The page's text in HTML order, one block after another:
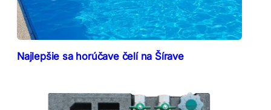
Najlepšie sa horúčave čelí na Šírave